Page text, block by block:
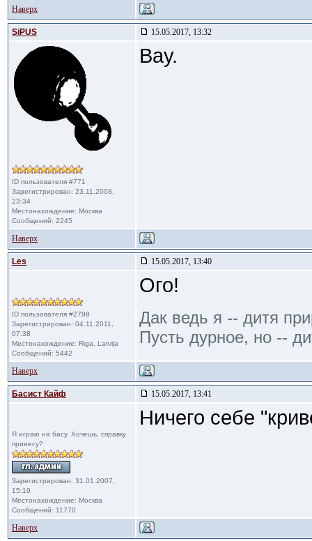
Наверх
SiPUS 15.05.2017, 13:32
ID пользователя #771
Зарегистрирован: 23.11.2008,
23:34
Местонахождение: Москва
Сообщений: 2245
Вау.
Наверх
Les 15.05.2017, 13:40
ID пользователя #2798
Зарегистрирован: 04.11.2011,
07:38
Местонахождение: Riga, Latvija
Сообщений: 5442
Ого!
Дак ведь я -- дитя
Пусть дурное, но --
Наверх
Басист Кайф 15.05.2017, 13:41
Я играю на басу. Хочешь, справку
принесу?
Зарегистрирован: 31.01.2007,
15:19
Местонахождение: Москва
Сообщений: 11770
Ничего себе
Наверх